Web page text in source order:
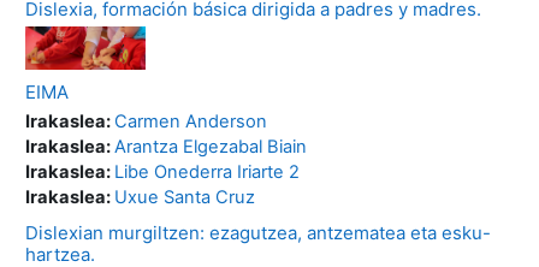
Dislexia, formación básica dirigida a padres y madres.
EIMA
Irakaslea:Carmen Anderson
Irakaslea:Arantza Elgezabal Biain
Irakaslea: Libe Onederra Iriarte 2
Irakaslea: Uxue Santa Cruz
Dislexian murgiltzen: ezagutzea, antzematea eta esku-
hartzea.